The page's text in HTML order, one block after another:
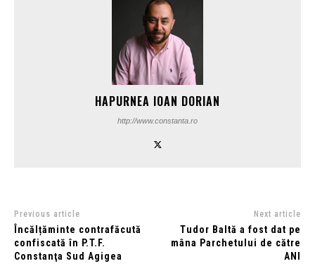
HAPURNEA IOAN DORIAN
http://www.constanta.ro
Previous article
Încălțăminte contrafăcută
confiscată în P.T.F.
Constanţa Sud Agigea
Next article
Tudor Baltă a fost dat pe
mâna Parchetului de către
ANI